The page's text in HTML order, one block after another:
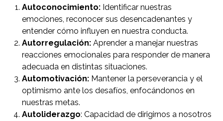
Autoconocimiento: Identificar nuestras
emociones, reconocer sus desencadenantes y
entender cómo influyen en nuestra conducta.
Autorregulación: Aprender a manejar nuestras
reacciones emocionales para responder de manera
adecuada en distintas situaciones.
Automotivación: Mantener la perseverancia y el
optimismo ante los desafíos, enfocándonos en
nuestras metas.
Autoliderazgo: Capacidad de dirigirnos a nosotros